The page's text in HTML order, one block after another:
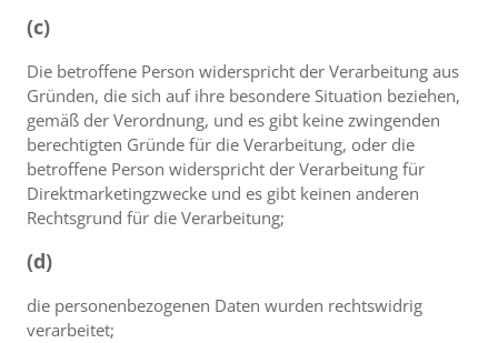
(c)
Die betroffene Person widerspricht der Verarbeitung aus
Gründen, die sich auf ihre besondere Situation beziehen,
gemäß der Verordnung, und es gibt keine zwingenden
berechtigten Gründe für die Verarbeitung, oder die
betroffene Person widerspricht der Verarbeitung für
Direktmarketingzwecke und es gibt keinen anderen
Rechtsgrund für die Verarbeitung;
(d)
die personenbezogenen Daten wurden rechtswidrig
verarbeitet;